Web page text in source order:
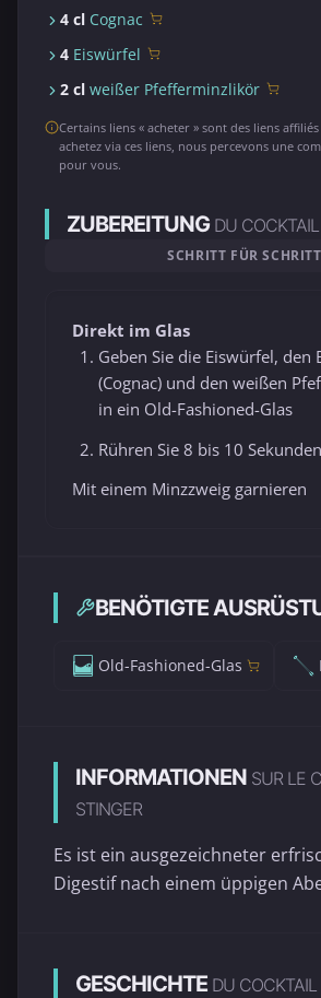
4 cl Cognac
4 Eiswürfel
2 cl weißer Pfefferminzlikör
Certains liens « acheter » sont des liens
achetez via ces liens, nous percevons une
pour vous.
ZUBEREITUNG DU
SCHRITT FÜR SCHRITT
Direkt im Glas
Geben Sie die Eiswürfel, den
(Cognac) und den weißen
in ein Old-Fashioned-Glas
Rühren Sie 8 bis 10
Mit einem Minzzweig garnieren
BENÖTIGTE
Old-Fashioned-Glas
INFORMATIONEN SUR LE
STINGER
Es ist ein ausgezeichneter
Digestif nach einem üppigen
GESCHICHTE DU COCKTAIL